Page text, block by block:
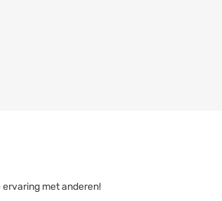
met anderen!